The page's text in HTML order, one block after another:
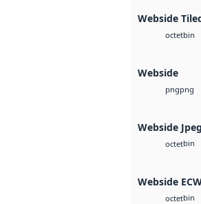
Webside
octetbin
Webside
pngpng
Webside
octetbin
Webside
octetbin